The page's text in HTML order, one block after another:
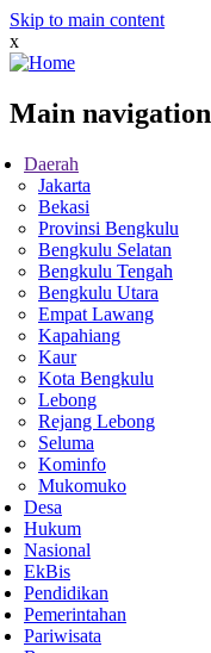
Skip to main content
x
Main navigation
Daerah
Jakarta
Bekasi
Provinsi Bengkulu
Bengkulu Selatan
Bengkulu Tengah
Bengkulu Utara
Empat Lawang
Kapahiang
Kaur
Kota Bengkulu
Lebong
Rejang Lebong
Seluma
Kominfo
Mukomuko
Desa
Hukum
Nasional
EkBis
Pendidikan
Pemerintahan
Pariwisata